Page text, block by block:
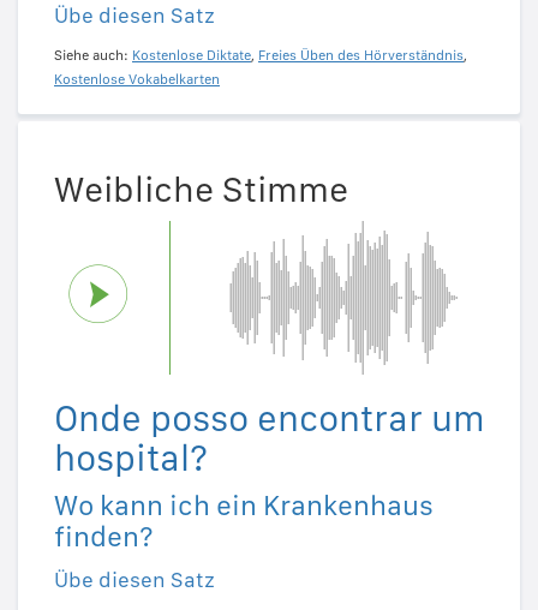
Übe diesen Satz
Siehe auch: Kostenlose Diktate, Freies Üben des Hörverständnis,
Kostenlose Vokabelkarten
Weibliche Stimme
Onde posso encontrar um
hospital?
Wo kann ich ein Krankenhaus
finden?
Übe diesen Satz